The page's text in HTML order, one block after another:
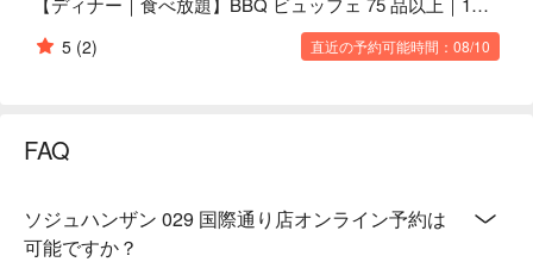
5 (2) 直近の予約可能時間：08/10
FAQ
ソジュハンザン 029 国際通り店オンライン予約は
可能ですか？